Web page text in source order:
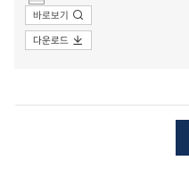
바로보기
다운로드